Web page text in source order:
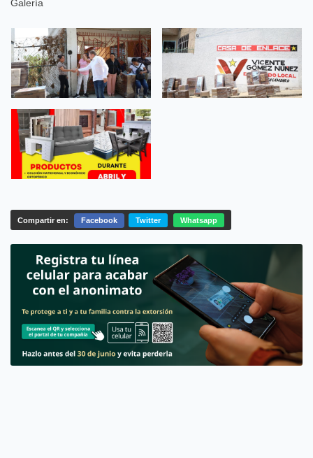
Galería
Compartir en: Facebook Twitter Whatsapp